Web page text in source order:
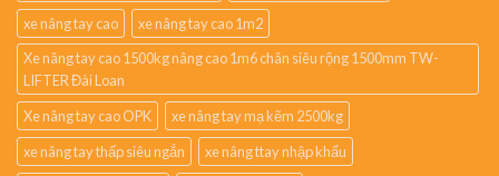
xe nâng tay cao
xe nâng tay cao 1m2
Xe nâng tay cao 1500kg nâng cao 1m6 chân siêu rộng 1500mm TW-
LIFTER Đài Loan
Xe nâng tay cao OPK
xe nâng tay mạ kẽm 2500kg
xe nâng tay thấp siêu ngắn
xe nâng ttay nhập khẩu